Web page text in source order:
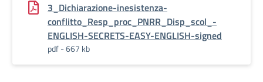
3_Dichiarazione-inesistenza-
conflitto_Resp_proc_PNRR_Disp_scol_-
ENGLISH-SECRETS-EASY-ENGLISH-signed
pdf - 667 kb